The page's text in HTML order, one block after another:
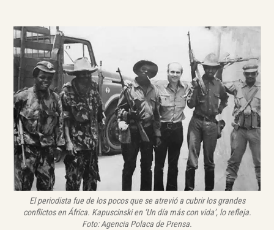
El periodista fue de los pocos que se atrevió a cubrir los grandes
conflictos en África. Kapuscinski en ‘Un día más con vida’, lo refleja.
Foto: Agencia Polaca de Prensa.